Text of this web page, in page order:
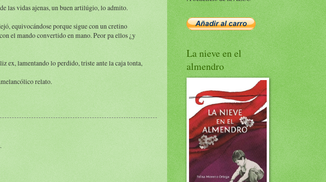
las vidas ajenas, un buen artilúgio, lo admito.
equivocándose porque sigue con un cretino
el mando convertido en mano. Peor pa ellos ¿y
ex, lamentando lo perdido, triste ante la caja tonta,
relato.
La nieve en el
almendro